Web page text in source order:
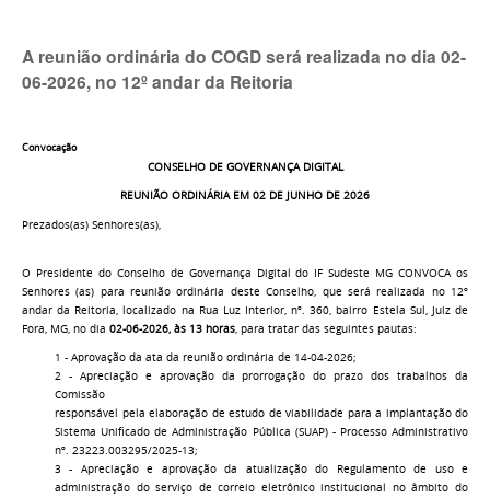
A reunião ordinária do COGD será realizada no dia 02-
06-2026, no 12º andar da Reitoria
Convocação
CONSELHO DE GOVERNANÇA DIGITAL
REUNIÃO ORDINÁRIA EM 02 DE JUNHO DE 2026
Prezados(as) Senhores(as),
O Presidente do Conselho de Governança Digital do IF Sudeste MG CONVOCA os
Senhores (as) para reunião ordinária deste Conselho, que será realizada no 12º
andar da Reitoria, localizado na Rua Luz Interior, nº. 360, bairro Estela Sul, Juiz de
Fora, MG, no dia 02-06-2026, às 13 horas , para tratar das seguintes pautas:
1 - Aprovação da ata da reunião ordinária de 14-04-2026;
2 - Apreciação e aprovação da prorrogação do prazo dos trabalhos da
Comissão
responsável pela elaboração de estudo de viabilidade para a implantação do
Sistema Unificado de Administração Pública (SUAP) - Processo Administrativo
nº. 23223.003295/2025-13;
3 - Apreciação e aprovação da atualização do Regulamento de uso e
administração do serviço de correio eletrônico institucional no âmbito do